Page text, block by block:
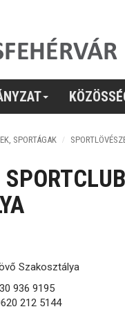
SPORTÁGAK
Szakosztálya
936 9195
212 5144